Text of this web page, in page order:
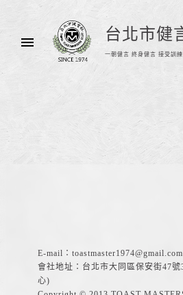
台北市健
一朝健言 終身健言 接受訓
E-mail： toastmaster1974@gmail.com
會社地址：台北市大同區保安街47
心)